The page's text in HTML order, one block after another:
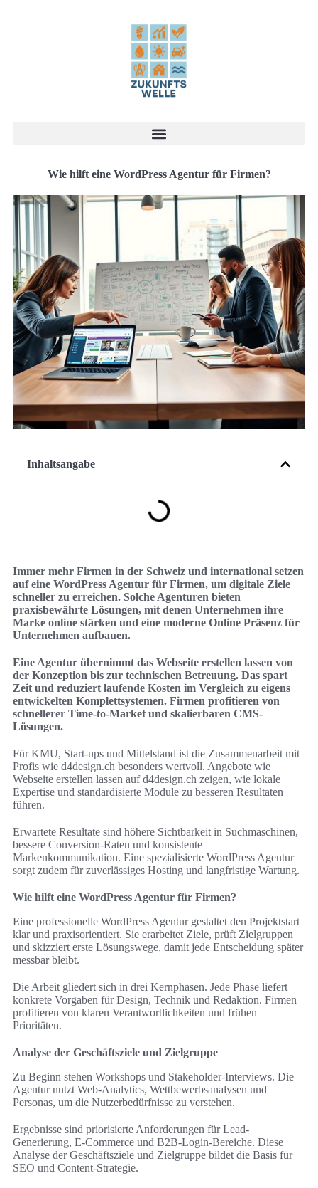
Wie hilft eine WordPress Agentur für Firmen?
Inhaltsangabe
Immer mehr Firmen in der Schweiz und international setzen
auf eine WordPress Agentur für Firmen, um digitale Ziele
schneller zu erreichen. Solche Agenturen bieten
praxisbewährte Lösungen, mit denen Unternehmen ihre
Marke online stärken und eine moderne Online Präsenz für
Unternehmen aufbauen.
Eine Agentur übernimmt das Webseite erstellen lassen von
der Konzeption bis zur technischen Betreuung. Das spart
Zeit und reduziert laufende Kosten im Vergleich zu eigens
entwickelten Komplettsystemen. Firmen profitieren von
schnellerer Time-to-Market und skalierbaren CMS-
Lösungen.
Für KMU, Start-ups und Mittelstand ist die Zusammenarbeit mit
Profis wie d4design.ch besonders wertvoll. Angebote wie
Webseite erstellen lassen auf d4design.ch zeigen, wie lokale
Expertise und standardisierte Module zu besseren Resultaten
führen.
Erwartete Resultate sind höhere Sichtbarkeit in Suchmaschinen,
bessere Conversion-Raten und konsistente
Markenkommunikation. Eine spezialisierte WordPress Agentur
sorgt zudem für zuverlässiges Hosting und langfristige Wartung.
Wie hilft eine WordPress Agentur für Firmen?
Eine professionelle WordPress Agentur gestaltet den Projektstart
klar und praxisorientiert. Sie erarbeitet Ziele, prüft Zielgruppen
und skizziert erste Lösungswege, damit jede Entscheidung später
messbar bleibt.
Die Arbeit gliedert sich in drei Kernphasen. Jede Phase liefert
konkrete Vorgaben für Design, Technik und Redaktion. Firmen
profitieren von klaren Verantwortlichkeiten und frühen
Prioritäten.
Analyse der Geschäftsziele und Zielgruppe
Zu Beginn stehen Workshops und Stakeholder-Interviews. Die
Agentur nutzt Web-Analytics, Wettbewerbsanalysen und
Personas, um die Nutzerbedürfnisse zu verstehen.
Ergebnisse sind priorisierte Anforderungen für Lead-
Generierung, E-Commerce und B2B-Login-Bereiche. Diese
Analyse der Geschäftsziele und Zielgruppe bildet die Basis für
SEO und Content-Strategie.